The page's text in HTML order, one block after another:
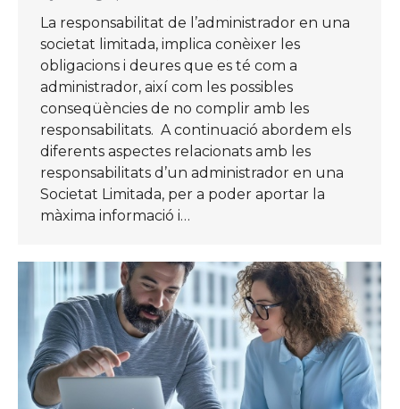
La responsabilitat de l’administrador en una
societat limitada, implica conèixer les
obligacions i deures que es té com a
administrador, així com les possibles
conseqüències de no complir amb les
responsabilitats. A continuació abordem els
diferents aspectes relacionats amb les
responsabilitats d’un administrador en una
Societat Limitada, per a poder aportar la
màxima informació i…